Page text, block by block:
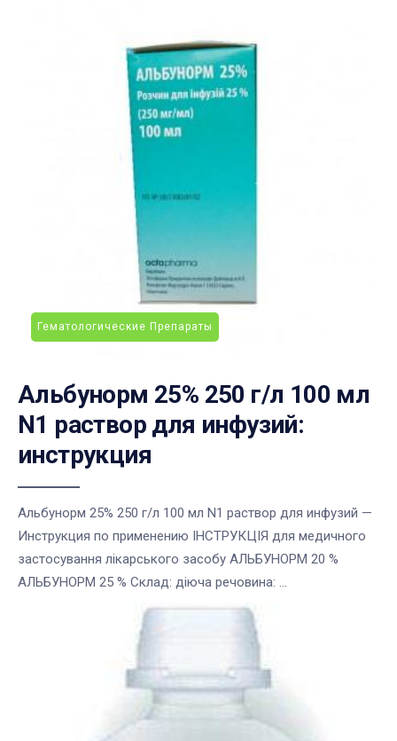
Гематологические Препараты
Альбунорм 25% 250 г/л 100 мл
N1 раствор для инфузий:
инструкция
Альбунорм 25% 250 г/л 100 мл N1 раствор для инфузий —
Инструкция по применению ІНСТРУКЦІЯ для медичного
застосування лікарського засобу АЛЬБУНОРМ 20 %
АЛЬБУНОРМ 25 % Склад: діюча речовина: ...